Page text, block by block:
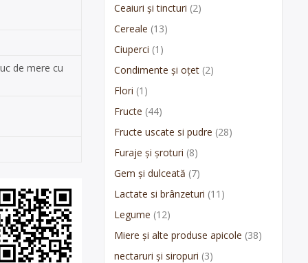
de mere cu
Ceaiuri și tincturi (2)
Cereale (13)
Ciuperci (1)
Condimente și oțet (2)
Flori (1)
Fructe (44)
Fructe uscate si pudre (28)
Furaje și șroturi (8)
Gem și dulceată (7)
Lactate si brânzeturi (11)
Legume (12)
Miere și alte produse apicole (38)
nectaruri și siropuri (3)